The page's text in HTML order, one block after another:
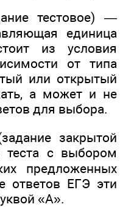
тестовое) —
единица
из условия
от типа
или открытый
а может и не
для выбора.
закрытой
с выбором
предложенных
ответов ЕГЭ эти
«А».